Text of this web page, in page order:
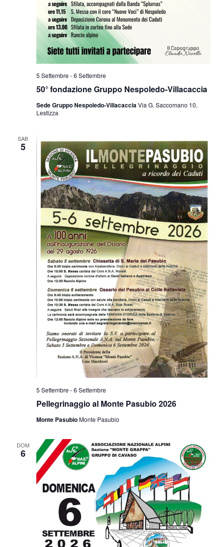
50° fondazione Gruppo Nespoledo-Villacaccia
5 Settembre -6 Settembre
Sede Gruppo Nespoledo-VillacacciaVia G. Saccomano 10,
Lestizza
SAB
5
Pellegrinaggio al Monte Pasubio 2026
5 Settembre -6 Settembre
Monte PasubioMonte Pasubio
DOM
6